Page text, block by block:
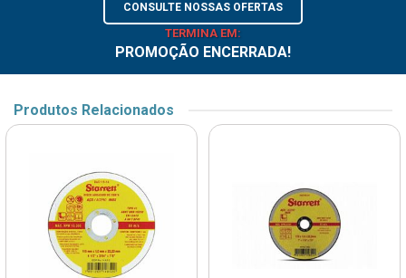
CONSULTE NOSSAS OFERTAS
TERMINA EM:
PROMOÇÃO ENCERRADA!
Produtos Relacionados